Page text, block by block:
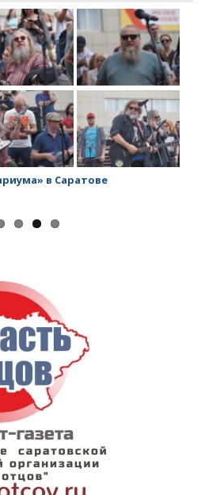
в Саратове